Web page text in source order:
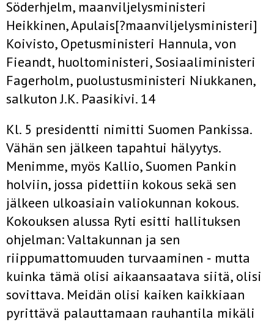
Söderhjelm, maanviljelysministeri
Heikkinen, Apulais[?maanviljelysministeri]
Koivisto, Opetusministeri Hannula, von
Fieandt, huoltoministeri, Sosiaaliministeri
Fagerholm, puolustusministeri Niukkanen,
salkuton J.K. Paasikivi. 14
Kl. 5 presidentti nimitti Suomen Pankissa.
Vähän sen jälkeen tapahtui hälyytys.
Menimme, myös Kallio, Suomen Pankin
holviin, jossa pidettiin kokous sekä sen
jälkeen ulkoasiain valiokunnan kokous.
Kokouksen alussa Ryti esitti hallituksen
ohjelman: Valtakunnan ja sen
riippumattomuuden turvaaminen ‑ mutta
kuinka tämä olisi aikaansaatava siitä, olisi
sovittava. Meidän olisi kaiken kaikkiaan
pyrittävä palauttamaan rauhantila mikäli